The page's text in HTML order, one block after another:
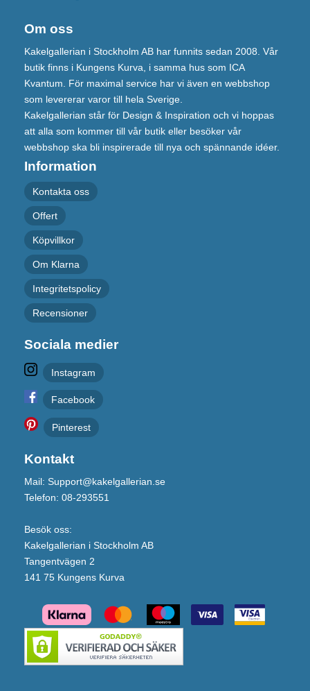
Om oss
Kakelgallerian i Stockholm AB har funnits sedan 2008. Vår
butik finns i Kungens Kurva, i samma hus som ICA
Kvantum. För maximal service har vi även en webbshop
som levererar varor till hela Sverige.
Kakelgallerian står för Design & Inspiration och vi hoppas
att alla som kommer till vår butik eller besöker vår
webbshop ska bli inspirerade till nya och spännande idéer.
Information
Kontakta oss
Offert
Köpvillkor
Om Klarna
Integritetspolicy
Recensioner
Sociala medier
Instagram
Facebook
Pinterest
Kontakt
Mail: Support@kakelgallerian.se
Telefon: 08-293551
Besök oss:
Kakelgallerian i Stockholm AB
Tangentvägen 2
141 75 Kungens Kurva